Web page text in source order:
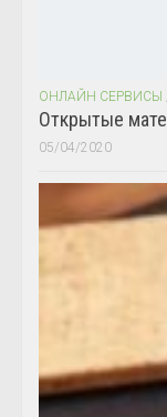
ОНЛАЙН СЕРВИСЫ
Открытые
05/04/2020